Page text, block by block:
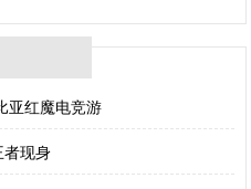
亚红魔电竞游
者现身